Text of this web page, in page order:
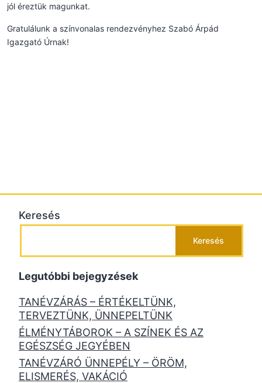
jól éreztük magunkat.
Gratulálunk a színvonalas rendezvényhez Szabó Árpád
Igazgató Úrnak!
Keresés
Keresés
Legutóbbi bejegyzések
TANÉVZÁRÁS – ÉRTÉKELTÜNK,
TERVEZTÜNK, ÜNNEPELTÜNK
ÉLMÉNYTÁBOROK – A SZÍNEK ÉS AZ
EGÉSZSÉG JEGYÉBEN
TANÉVZÁRÓ ÜNNEPÉLY – ÖRÖM,
ELISMERÉS, VAKÁCIÓ